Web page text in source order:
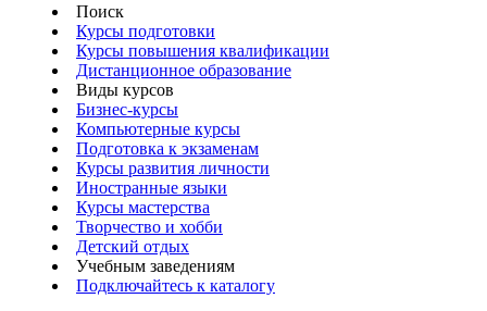
Поиск
Курсы подготовки
Курсы повышения квалификации
Дистанционное образование
Виды курсов
Бизнес-курсы
Компьютерные курсы
Подготовка к экзаменам
Курсы развития личности
Иностранные языки
Курсы мастерства
Творчество и хобби
Детский отдых
Учебным заведениям
Подключайтесь к каталогу